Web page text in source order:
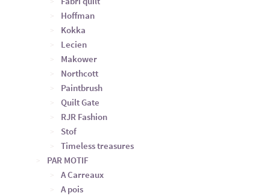
Hoffman
Kokka
Lecien
Makower
Northcott
Paintbrush
Quilt Gate
RJR Fashion
Stof
Timeless treasures
PAR MOTIF
A Carreaux
A pois